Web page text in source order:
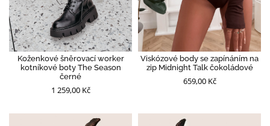
Koženkové šněrovací worker
kotníkové boty The Season
černé
1 259,00 Kč
Viskózové body se zapínáním na
zip Midnight Talk čokoládové
659,00 Kč